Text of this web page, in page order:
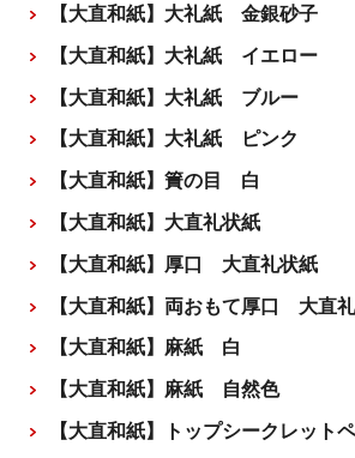
【大直和紙】大礼紙 金銀砂子
【大直和紙】大礼紙 イエロー
【大直和紙】大礼紙 ブルー
【大直和紙】大礼紙 ピンク
【大直和紙】簀の目 白
【大直和紙】大直礼状紙
【大直和紙】厚口 大直礼状紙
【大直和紙】両おもて厚口 大直
【大直和紙】麻紙 白
【大直和紙】麻紙 自然色
【大直和紙】トップシークレット